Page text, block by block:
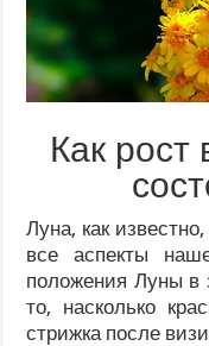
Как рост
Луна, как
все аспекты
положения Луны в
то, насколько
стрижка после